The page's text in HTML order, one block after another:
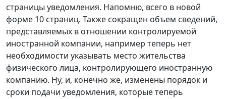
страницы уведомления. Напомню, всего в новой
форме 10 страниц. Также сокращен объем сведений,
представляемых в отношении контролируемой
иностранной компании, например теперь нет
необходимости указывать место жительства
физического лица, контролирующего иностранную
компанию. Ну, и, конечно же, изменены порядок и
сроки подачи уведомления, которые теперь